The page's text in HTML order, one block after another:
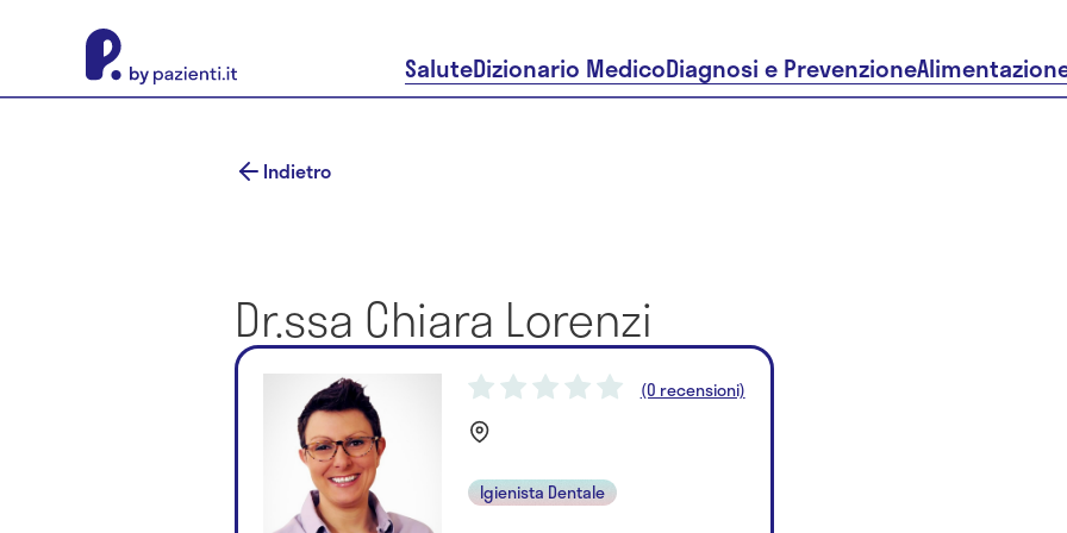
SaluteDizionario MedicoDiagnosi e Prevenzione
Indietro
Dr.ssa Chiara Lorenzi
(0 recensioni)
Igienista Dentale